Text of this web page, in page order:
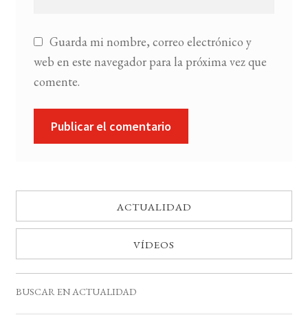
Guarda mi nombre, correo electrónico y
web en este navegador para la próxima vez que
comente.
ACTUALIDAD
VÍDEOS
BUSCAR EN ACTUALIDAD